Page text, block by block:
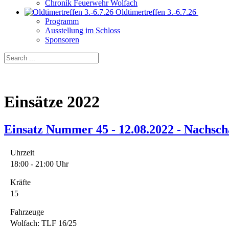
Chronik Feuerwehr Wolfach
Oldtimertreffen 3.-6.7.26
Programm
Ausstellung im Schloss
Sponsoren
Einsätze 2022
Einsatz Nummer 45 - 12.08.2022 -
Uhrzeit
18:00 - 21:00 Uhr
Kräfte
15
Fahrzeuge
Wolfach: TLF 16/25